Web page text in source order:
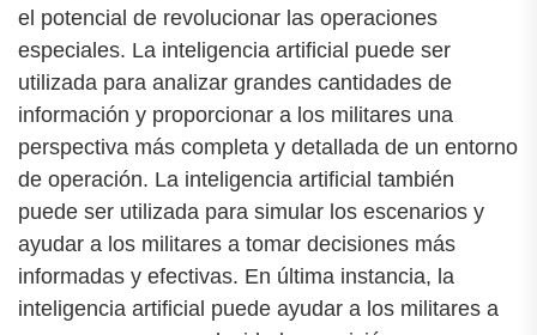
el potencial de revolucionar las operaciones
especiales. La inteligencia artificial puede ser
utilizada para analizar grandes cantidades de
información y proporcionar a los militares una
perspectiva más completa y detallada de un entorno
de operación. La inteligencia artificial también
puede ser utilizada para simular los escenarios y
ayudar a los militares a tomar decisiones más
informadas y efectivas. En última instancia, la
inteligencia artificial puede ayudar a los militares a